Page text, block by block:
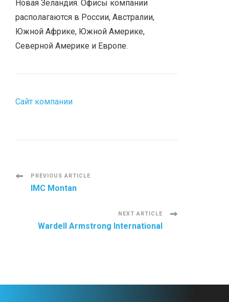
Новая Зеландия. Офисы компании
располагаются в России, Австралии,
Южной Африке, Южной Америке,
Северной Америке и Европе.
Сайт компании
P
PREVIOUS ARTICLE
IMC Montan
NEXT ARTICLE
Wardell Armstrong International